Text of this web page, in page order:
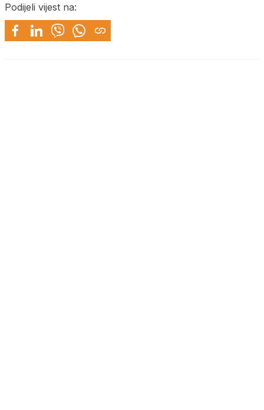
Podijeli vijest na: